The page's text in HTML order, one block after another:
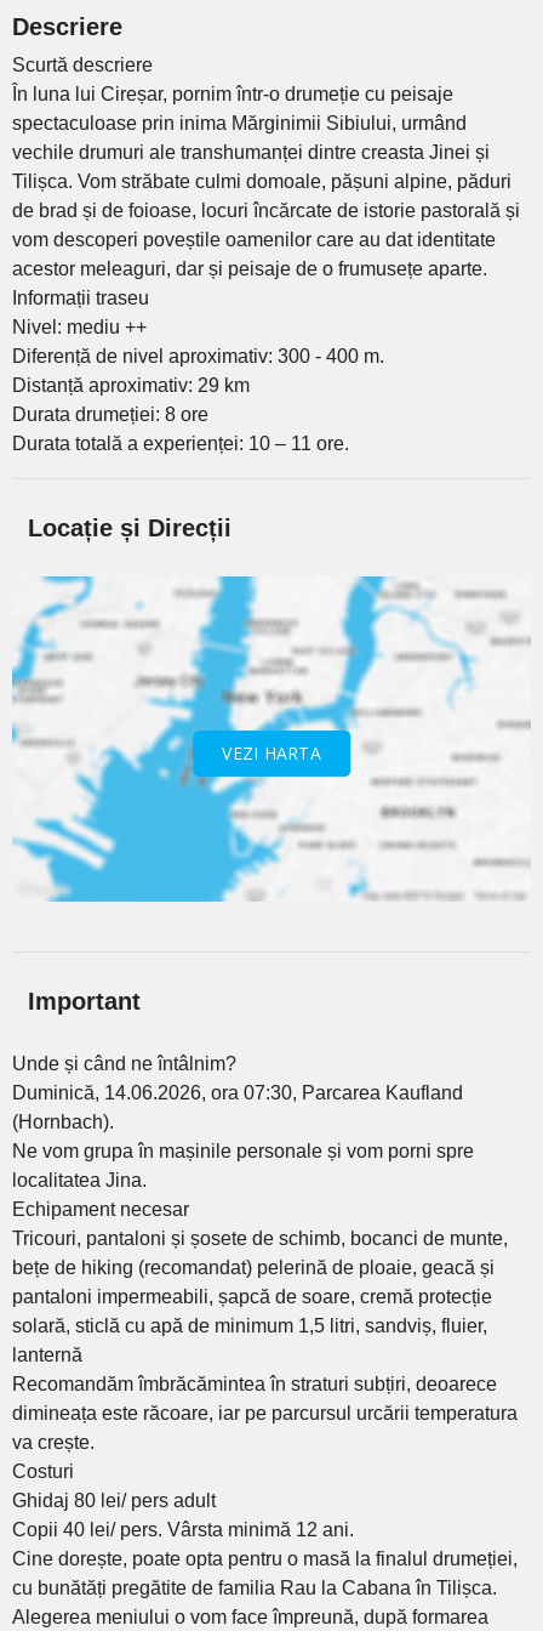
Descriere
Scurtă descriere
În luna lui Cireșar, pornim într-o drumeție cu peisaje
spectaculoase prin inima Mărginimii Sibiului, urmând
vechile drumuri ale transhumanței dintre creasta Jinei și
Tilișca. Vom străbate culmi domoale, pășuni alpine, păduri
de brad și de foioase, locuri încărcate de istorie pastorală și
vom descoperi poveștile oamenilor care au dat identitate
acestor meleaguri, dar și peisaje de o frumusețe aparte.
Informații traseu
Nivel: mediu ++
Diferență de nivel aproximativ: 300 - 400 m.
Distanță aproximativ: 29 km
Durata drumeției: 8 ore
Durata totală a experienței: 10 – 11 ore.
Locație și Direcții
VEZI HARTA
Important
Unde și când ne întâlnim?
Duminică, 14.06.2026, ora 07:30, Parcarea Kaufland
(Hornbach).
Ne vom grupa în mașinile personale și vom porni spre
localitatea Jina.
Echipament necesar
Tricouri, pantaloni și șosete de schimb, bocanci de munte,
bețe de hiking (recomandat) pelerină de ploaie, geacă și
pantaloni impermeabili, șapcă de soare, cremă protecție
solară, sticlă cu apă de minimum 1,5 litri, sandviș, fluier,
lanternă
Recomandăm îmbrăcămintea în straturi subțiri, deoarece
dimineața este răcoare, iar pe parcursul urcării temperatura
va crește.
Costuri
Ghidaj 80 lei/ pers adult
Copii 40 lei/ pers. Vârsta minimă 12 ani.
Cine dorește, poate opta pentru o masă la finalul drumeției,
cu bunătăți pregătite de familia Rau la Cabana în Tilișca.
Alegerea meniului o vom face împreună, după formarea